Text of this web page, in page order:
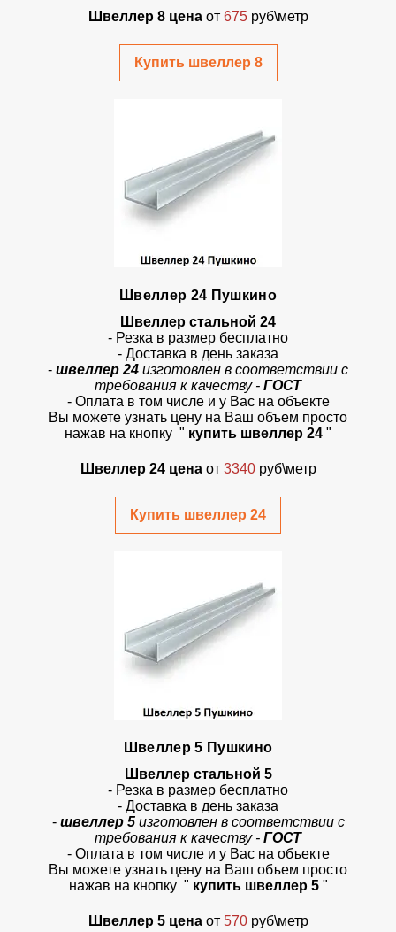
Швеллер 8 цена от 675 руб\метр
Купить швеллер 8
Швеллер 24 Пушкино
Швеллер стальной 24
- Резка в размер бесплатно
- Доставка в день заказа
- швеллер 24 изготовлен в соответствии с
требования к качеству - ГОСТ
- Оплата в том числе и у Вас на объекте
Вы можете узнать цену на Ваш объем просто
нажав на кнопку " купить швеллер 24 "
Швеллер 24 цена от 3340 руб\метр
Купить швеллер 24
Швеллер 5 Пушкино
Швеллер стальной 5
- Резка в размер бесплатно
- Доставка в день заказа
- швеллер 5изготовлен в соответствии с
требования к качеству - ГОСТ
- Оплата в том числе и у Вас на объекте
Вы можете узнать цену на Ваш объем просто
нажав на кнопку " купить швеллер 5 "
Швеллер 5 цена от 570 руб\метр